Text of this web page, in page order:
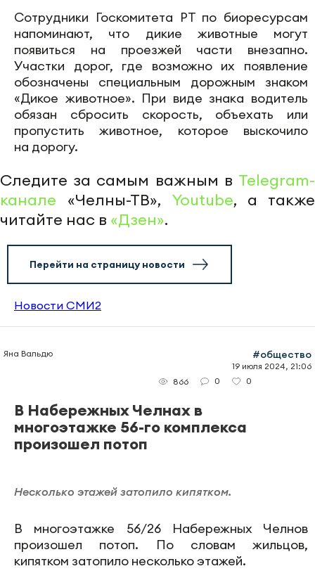
Сотрудники Госкомитета РТ по биоресурсам
напоминают, что дикие животные могут
появиться на проезжей части внезапно.
Участки дорог, где возможно их появление
обозначены специальным дорожным знаком
«Дикое животное». При виде знака водитель
обязан сбросить скорость, объехать или
пропустить животное, которое выскочило
на дорогу.
Следите за самым важным в Telegram-
канале «Челны-ТВ», Youtube, а также
читайте нас в «Дзен».
Перейти на страницу новости
Новости СМИ2
Яна Вальдю #общество
19 июля 2024, 21:06
866
0 0
В Набережных Челнах в
многоэтажке 56-го комплекса
произошел потоп
Несколько этажей затопило кипятком.
В многоэтажке 56/26 Набережных Челнов
произошел потоп. По словам жильцов,
кипятком затопило несколько этажей.